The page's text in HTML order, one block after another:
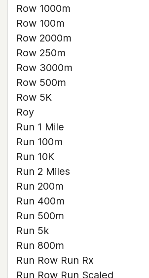
Row 1000m
Row 100m
Row 2000m
Row 250m
Row 3000m
Row 500m
Row 5K
Roy
Run 1 Mile
Run 100m
Run 10K
Run 2 Miles
Run 200m
Run 400m
Run 500m
Run 5k
Run 800m
Run Row Run Rx
Run Row Run Scaled